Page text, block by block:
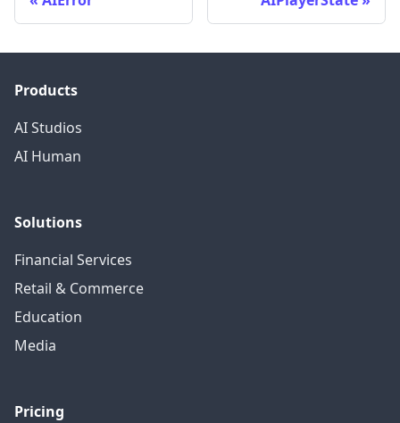
Products
AI Studios
AI Human
Solutions
Financial Services
Retail & Commerce
Education
Media
Pricing